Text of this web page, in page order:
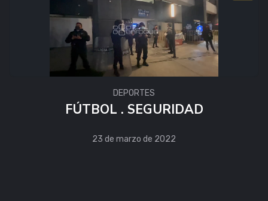
DEPORTES
FÚTBOL . SEGURIDAD
23 de marzo de 2022